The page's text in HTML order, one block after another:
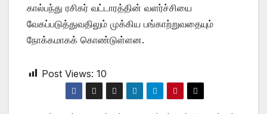
கால்பந்து ரசிகர் வட்டாரத்தின் வளர்ச்சியை
வேகப்படுத்துவதிலும் முக்கிய பங்காற்றுவதையும்
நோக்கமாகக் கொண்டுள்ளன.
Post Views: 10